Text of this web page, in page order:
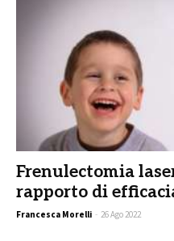
Frenulectomia
rapporto di
Francesca Morelli - 26 Ago 2022